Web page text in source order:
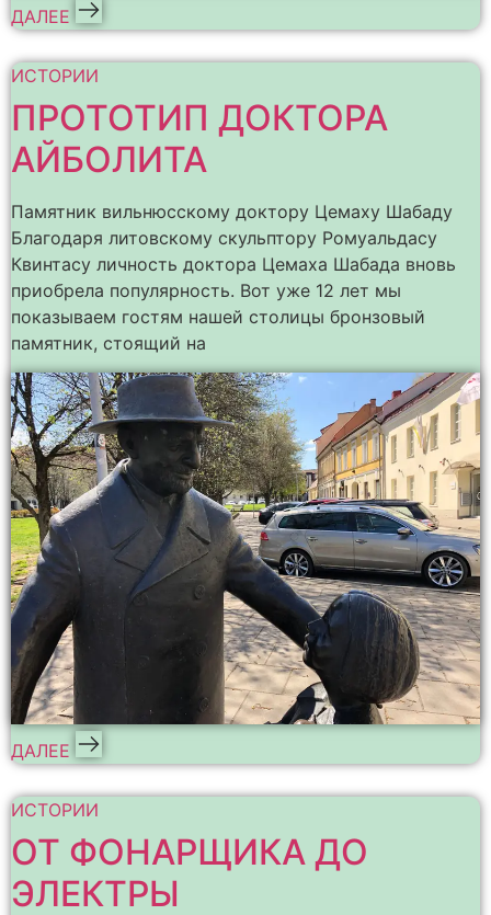
ДАЛЕЕ
ИСТОРИИ
ПРОТОТИП ДОКТОРА
АЙБОЛИТА
Памятник вильнюсскому доктору Цемаху Шабаду
Благодаря литовскому скульптору Ромуальдасу
Квинтасу личность доктора Цемаха Шабада вновь
приобрела популярность. Вот уже 12 лет мы
показываем гостям нашей столицы бронзовый
памятник, стоящий на
ДАЛЕЕ
ИСТОРИИ
ОТ ФОНАРЩИКА ДО
ЭЛЕКТРЫ